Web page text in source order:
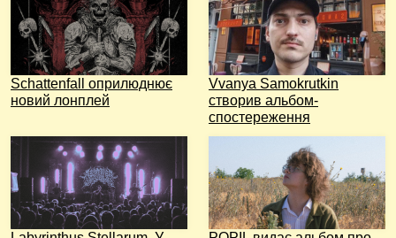
Schattenfall оприлюднює
новий лонплей
Vvanya Samokrutkin
створив альбом-
спостереження